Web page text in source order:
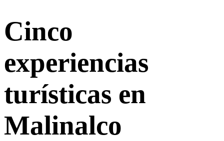
Cinco
experiencias
turísticas en
Malinalco